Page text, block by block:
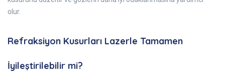
olur.
Refraksiyon Kusurları Lazerle Tamamen
İyileştirilebilir mi?